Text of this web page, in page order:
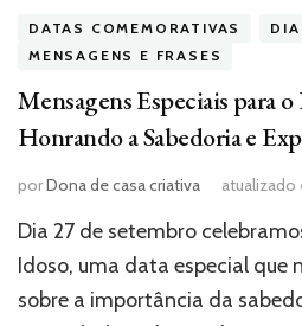
DATAS COMEMORATIVAS
MENSAGENS E FRASES
Mensagens Especiais para
Honrando a Sabedoria e
porDona de casa criativa atualizado
Dia 27 de setembro
Idoso, uma data especial que
sobre a importância da